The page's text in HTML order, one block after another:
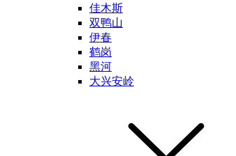
佳木斯
双鸭山
伊春
鹤岗
黑河
大兴安岭